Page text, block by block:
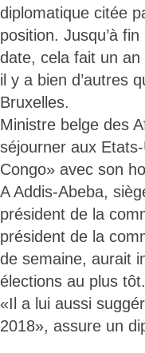
diplomatique citée
position. Jusqu’à
date, cela fait un an
il y a bien d’autres
Bruxelles.
Ministre belge des
séjourner aux
Congo» avec son
A Addis-Abeba,
président de la
président de la
de semaine, aurait
élections au plus tôt.
«Il a lui aussi
2018», assure un